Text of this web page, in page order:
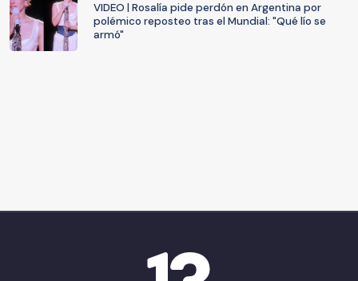
VIDEO | Rosalía pide perdón en Argentina por
polémico reposteo tras el Mundial: "Qué lío se
armó"